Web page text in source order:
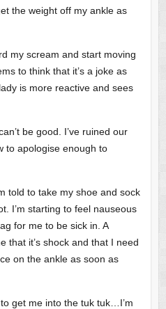
the weight off my ankle as
my scream and start moving
to think that it’s a joke as
is more reactive and sees
be good. I’ve ruined our
to apologise enough to
told to take my shoe and sock
I’m starting to feel nauseous
for me to be sick in. A
that it’s shock and that I need
on the ankle as soon as
get me into the tuk tuk…I’m